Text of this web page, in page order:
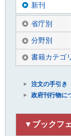
新刊
省庁別
分野別
書籍カテゴ
注文の手引き
政府刊行物に
▼ブックフ